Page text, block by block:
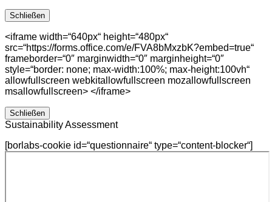
Schließen
<iframe width=“640px“ height=“480px“
src=“https://forms.office.com/e/FVA8bMxzbK?embed=true“
frameborder=“0″ marginwidth=“0″ marginheight=“0″
style=“border: none; max-width:100%; max-height:100vh“
allowfullscreen webkitallowfullscreen mozallowfullscreen
msallowfullscreen> </iframe>
Schließen
Sustainability Assessment
[borlabs-cookie id=“questionnaire“ type=“content-blocker“]